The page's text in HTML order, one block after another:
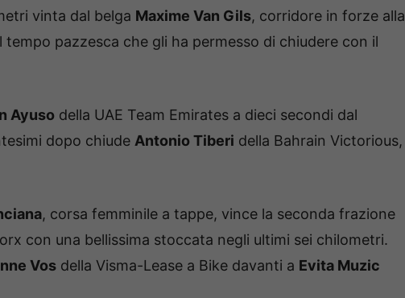
vinta dal belga Maxime Van Gils, corridore in forze alla
pazzesca che gli ha permesso di chiudere con il
Ayuso della UAE Team Emirates a dieci secondi dal
dopo chiude Antonio Tiberi della Bahrain Victorious,
, corsa femminile a tappe, vince la seconda frazione
con una bellissima stoccata negli ultimi sei chilometri.
Vos della Visma-Lease a Bike davanti a Evita Muzic